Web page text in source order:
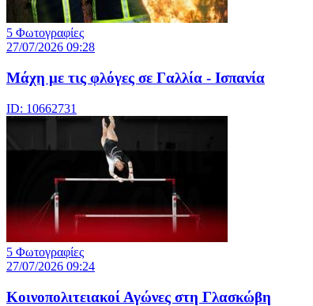
5 Φωτογραφίες
27/07/2026 09:28
Μάχη με τις φλόγες σε Γαλλία - Ισπανία
ID: 10662731
5 Φωτογραφίες
27/07/2026 09:24
Κοινοπολιτειακοί Αγώνες στη Γλασκώβη